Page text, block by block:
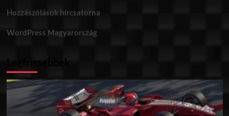
Hozzászólások hírcsatorna
WordPress Magyarország